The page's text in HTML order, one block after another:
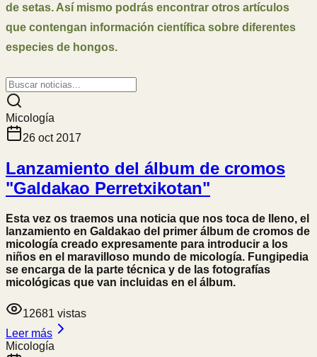
de setas. Así mismo podrás encontrar otros artículos
que contengan información científica sobre diferentes
especies de hongos.
Micología
26 oct 2017
Lanzamiento del álbum de cromos
"Galdakao Perretxikotan"
Esta vez os traemos una noticia que nos toca de lleno, el
lanzamiento en Galdakao del primer álbum de cromos de
micología creado expresamente para introducir a los
niños en el maravilloso mundo de micología. Fungipedia
se encarga de la parte técnica y de las fotografías
micológicas que van incluidas en el álbum.
12681 vistas
Leer más
Micología